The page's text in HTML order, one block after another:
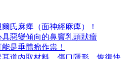
氏麻痺（面神經麻痺）！
惡變傾向的鼻竇乳頭狀瘤
是垂體瘤作祟！
道內取材料，傷口隱形、恢復快